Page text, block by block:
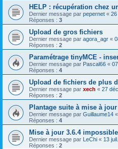
HELP : récupération chez
Dernier message par pepernet « 26
Réponses : 3
Upload de gros fichiers
Dernier message par agora_agr «
Réponses : 2
Paramétrage tinyMCE -
Dernier message par Pascal66 «
Réponses : 4
Upload de fichiers de plus
Dernier message par xech « 27
Réponses : 2
Plantage suite à mise à jour
Dernier message par Guillaume14 «
Réponses : 4
Mise à jour 3.6.4
Dernier message par LeChi « 13
Réponses : 2